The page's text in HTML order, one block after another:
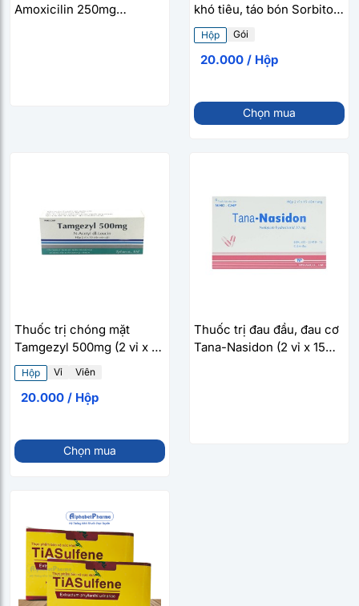
Amoxicilin 250mg
khó tiêu, táo bón Sorbitol
Tipharco 5g (20 gói/hộp)
Hộp Gói
20.000 / Hộp
Chọn mua
Thuốc trị chóng mặt
Tamgezyl 500mg (2 vỉ x 10
viên/hộp)
Hộp Vỉ Viên
20.000 / Hộp
Chọn mua
Thuốc trị đau đầu, đau cơ
Tana-Nasidon (2 vỉ x 15